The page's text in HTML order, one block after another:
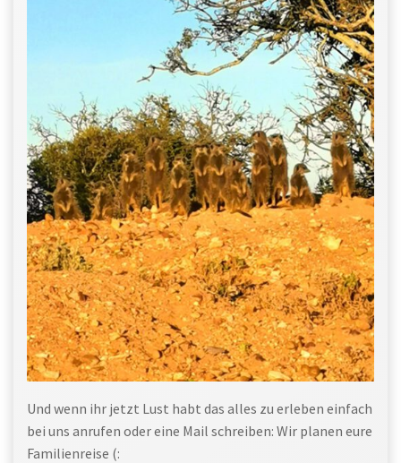
Und wenn ihr jetzt Lust habt das alles zu erleben einfach
bei uns anrufen oder eine Mail schreiben: Wir planen eure
Familienreise (: